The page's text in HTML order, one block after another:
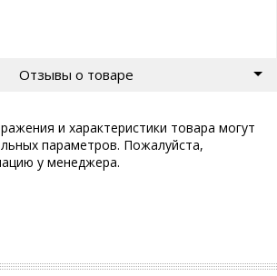
Отзывы о товаре
и характеристики товара могут
параметров. Пожалуйста,
у менеджера.